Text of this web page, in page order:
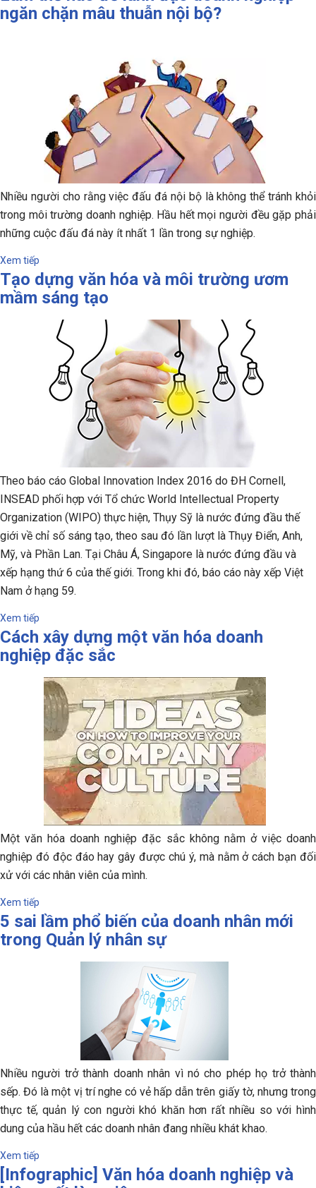
ngăn chặn mâu thuẫn nội bộ?
Nhiều người cho rằng việc đấu đá nội bộ là không thể tránh khỏi
trong môi trường doanh nghiệp. Hầu hết mọi người đều gặp phải
những cuộc đấu đá này ít nhất 1 lần trong sự nghiệp.
Xem tiếp
Tạo dựng văn hóa và môi trường ươm
mầm sáng tạo
Theo báo cáo Global Innovation Index 2016 do ĐH Cornell,
INSEAD phối hợp với Tổ chức World Intellectual Property
Organization (WIPO) thực hiện, Thụy Sỹ là nước đứng đầu thế
giới về chỉ số sáng tạo, theo sau đó lần lượt là Thụy Điển, Anh,
Mỹ, và Phần Lan. Tại Châu Á, Singapore là nước đứng đầu và
xếp hạng thứ 6 của thế giới. Trong khi đó, báo cáo này xếp Việt
Nam ở hạng 59.
Xem tiếp
Cách xây dựng một văn hóa doanh
nghiệp đặc sắc
Một văn hóa doanh nghiệp đặc sắc không nằm ở việc doanh
nghiệp đó độc đáo hay gây được chú ý, mà nằm ở cách bạn đối
xử với các nhân viên của mình.
Xem tiếp
5 sai lầm phổ biến của doanh nhân mới
trong Quản lý nhân sự
Nhiều người trở thành doanh nhân vì nó cho phép họ trở thành
sếp. Đó là một vị trí nghe có vẻ hấp dẫn trên giấy tờ, nhưng trong
thực tế, quản lý con người khó khăn hơn rất nhiều so với hình
dung của hầu hết các doanh nhân đang nhiều khát khao.
Xem tiếp
[Infographic] Văn hóa doanh nghiệp và